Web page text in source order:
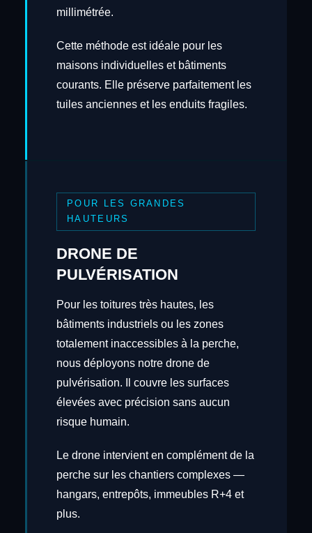
millimétrée.
Cette méthode est idéale pour les
maisons individuelles et bâtiments
courants. Elle préserve parfaitement les
tuiles anciennes et les enduits fragiles.
POUR LES GRANDES
HAUTEURS
DRONE DE
PULVÉRISATION
Pour les toitures très hautes, les
bâtiments industriels ou les zones
totalement inaccessibles à la perche,
nous déployons notre drone de
pulvérisation. Il couvre les surfaces
élevées avec précision sans aucun
risque humain.
Le drone intervient en complément de la
perche sur les chantiers complexes —
hangars, entrepôts, immeubles R+4 et
plus.